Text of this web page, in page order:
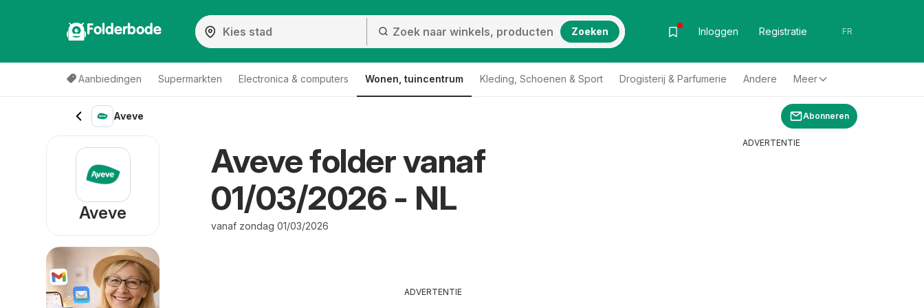
Folderbode Zoeken Inloggen Registratie FR
Aanbiedingen Supermarkten Electronica & computers Wonen, tuincentrum Kleding, Schoenen & Sport Drogisterij & Parfumerie Andere Meer
Aveve Abonneren
Aveve folder vanaf
01/03/2026 - NL
vanaf zondag 01/03/2026
ADVERTENTIE
Aveve
ADVERTENTIE